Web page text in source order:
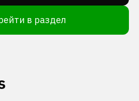
в раздел